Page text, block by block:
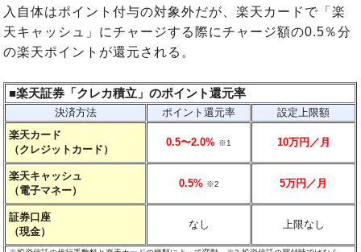
入自体はポイント付与の対象外だが、楽天カードで「楽
天キャッシュ」にチャージする際にチャージ額の0.5％分
の楽天ポイントが還元される。
■楽天証券「クレカ積立」のポイント還元率
決済方法 ポイント還元率
設定上限額
楽天カード
（クレジットカード）
0.5〜2.0% ※1 10万円／月
楽天キャッシュ
（電子マネー）
0.5% ※2 5万円／月
証券口座
（現金）
なし 上限なし